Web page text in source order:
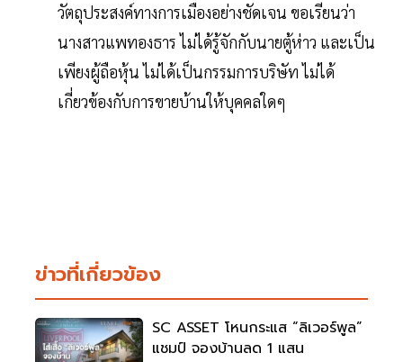
วัตถุประสงค์ทางการเมืองอย่างชัดเจน ขอเรียนว่า
นางสาวแพทองธาร ไม่ได้รู้จักกับนายตู้ห่าว และเป็น
เพียงผู้ถือหุ้น ไม่ได้เป็นกรรมการบริษัท ไม่ได้
เกี่ยวข้องกับการขายบ้านให้บุคคลใดๆ
ข่าวที่เกี่ยวข้อง
SC ASSET โหนกระแส “ลิเวอร์พูล”
แชมป์ จองบ้านลด 1 แสน